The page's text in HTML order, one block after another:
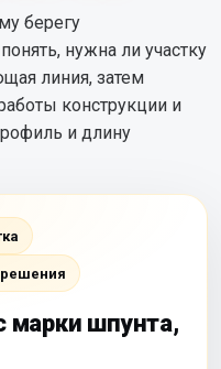
берегу
нужна ли участку
линия, затем
конструкции и
и длину
марки шпунта,